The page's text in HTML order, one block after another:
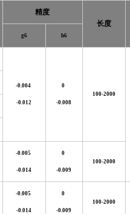
精度
长度
g6 h6
-0.004
-0.012
0
-0.008
100-2000
-0.005
-0.014
0
-0.009
100-2000
-0.005
-0.014
0
-0.009
100-2000